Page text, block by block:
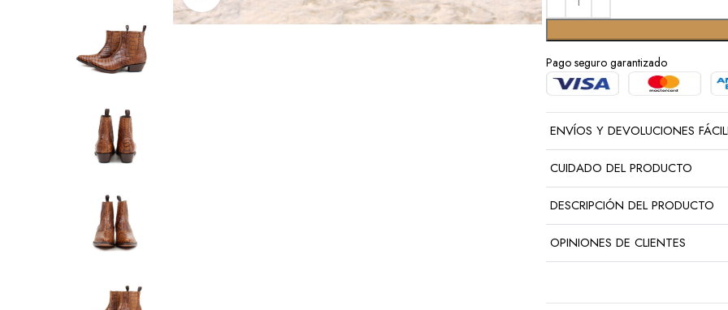
Pago seguro garantizado
ENVÍOS Y DEVOLUCIONES
CUIDADO DEL PRODUCTO
DESCRIPCIÓN DEL PRODUCTO
OPINIONES DE CLIENTES